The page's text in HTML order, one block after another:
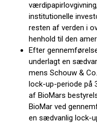
institutionelle
resten af verden i
henhold til den
Efter
underlagt en
mens Schouw &
lock-up-periode på
af BioMars
BioMar ved
en sædvanlig lock-